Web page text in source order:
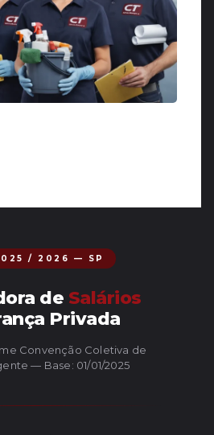
/ 2026 — SP
de Salários
Privada
Convenção Coletiva de
— Base: 01/01/2025